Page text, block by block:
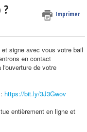
Imprimer
signe avec vous votre bail
en contact
de votre
https://bit.ly/3J3Gwov
entièrement en ligne et